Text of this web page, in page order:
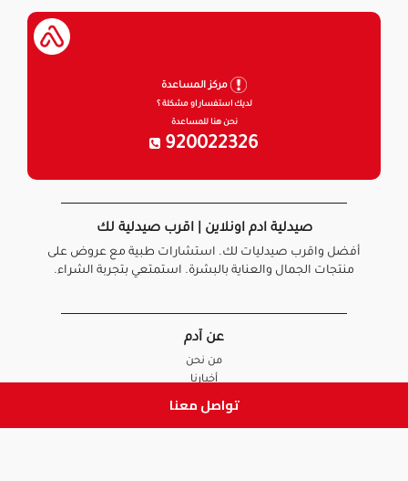
تواصل معنا
مركز المساعدة
لديك استفسار او مشكلة ؟
نحن هنا للمساعدة
920022326
صيدلية ادم اونلاين | اقرب صيدلية لك
أفضل واقرب صيدليات لك. استشارات طبية مع عروض على
منتجات الجمال والعناية بالبشرة. استمتعي بتجربة الشراء.
عن آدم
من نحن
أخبارنا
الأسئلة الشائعة
تواصل معنا